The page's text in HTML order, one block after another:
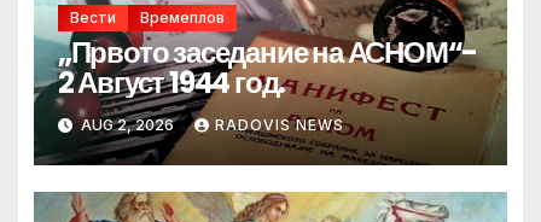
Вести Времеплов
„Првото заседание на АСНОМ“-
2 Август 1944 год.
AUG 2, 2026 RADOVIS NEWS